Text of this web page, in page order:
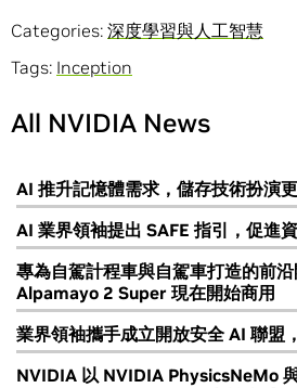
Categories: 深度學習與人工智慧
Tags: Inception
All NVIDIA News
AI 推升記憶體需求，儲存技術扮演
AI 業界領袖提出 SAFE 指引，促進
專為自駕計程車與自駕車打造的前
Alpamayo 2 Super 現在開始商用
業界領袖攜手成立開放安全 AI 聯盟
NVIDIA 以 NVIDIA PhysicsNeMo